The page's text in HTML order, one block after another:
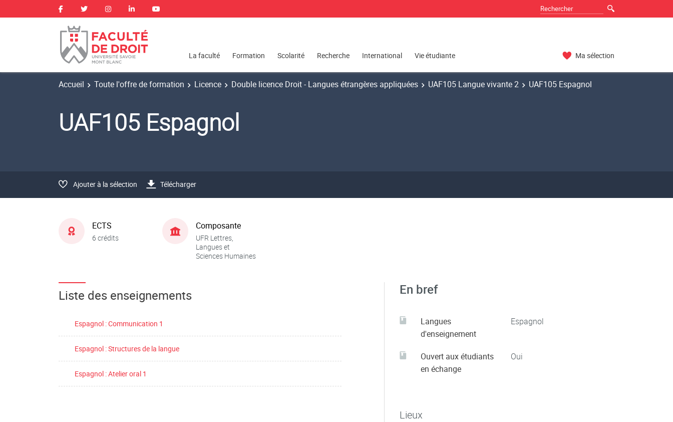
La faculté Formation Scolarité Recherche International Vie étudiante Ma sélection
Accueil Toute l'offre de formation Licence Double licence Droit - Langues étrangères appliquées UAF105 Langue vivante 2 UAF105 Espagnol
UAF105 Espagnol
Ajouter à la sélection Télécharger
ECTS
6 crédits
Composante
UFR Lettres,
Langues et
Sciences Humaines
Liste des enseignements
Espagnol : Communication 1
Espagnol : Structures de la langue
Espagnol : Atelier oral 1
En bref
Langues
d'enseignement
Espagnol
Ouvert aux étudiants
en échange
Oui
Lieux